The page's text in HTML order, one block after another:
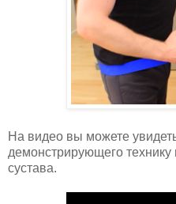
На видео вы можете
демонстрирующего
сустава.